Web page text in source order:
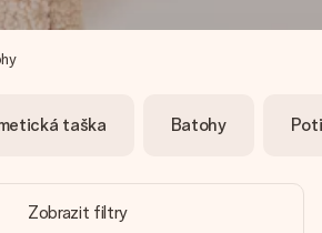
během několika kroků – s jejím
nebo vzkazem, který doopravdy
taška Batohy
Zobrazit filtry